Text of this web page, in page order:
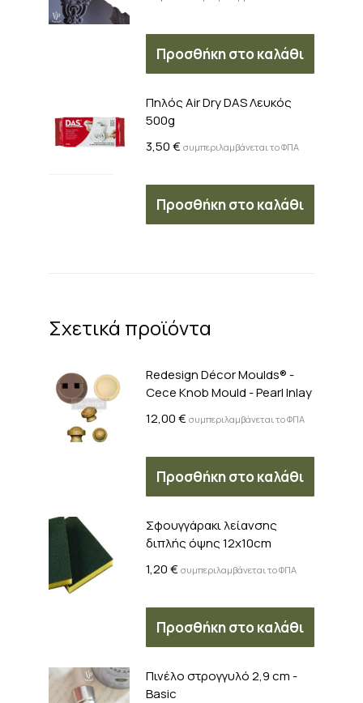
Προσθήκη στο καλάθι
Πηλός Air Dry DAS Λευκός
500g
3,50€ συμπεριλαμβάνεται το ΦΠΑ
Προσθήκη στο καλάθι
Σχετικά προϊόντα
Redesign Décor Moulds® -
Cece Knob Mould - Pearl Inlay
12,00€ συμπεριλαμβάνεται το ΦΠΑ
Προσθήκη στο καλάθι
Σφουγγάρακι λείανσης
διπλής όψης 12x10cm
1,20€ συμπεριλαμβάνεται το ΦΠΑ
Προσθήκη στο καλάθι
Πινέλο στρογγυλό 2,9 cm -
Basic